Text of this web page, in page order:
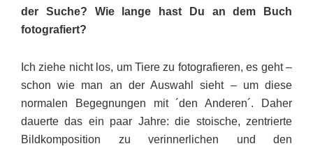
der Suche? Wie lange hast Du an dem Buch
fotografiert?
Ich ziehe nicht los, um Tiere zu fotografieren, es geht –
schon wie man an der Auswahl sieht – um diese
normalen Begegnungen mit ´den Anderen´. Daher
dauerte das ein paar Jahre: die stoische, zentrierte
Bildkomposition zu verinnerlichen und den